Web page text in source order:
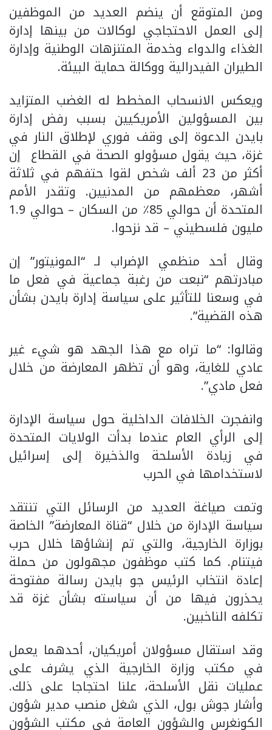
ومن المتوقع أن ينضم العديد من الموظفين
إلى العمل الاحتجاجي لوكالات من بينها إدارة
الغذاء والدواء وخدمة المتنزهات الوطنية وإدارة
الطيران الفيدرالية ووكالة حماية البيئة.
ويعكس الانسحاب المخطط له الغضب المتزايد
بين المسؤولين الأمريكيين بسبب رفض إدارة
بايدن الدعوة إلى وقف فوري لإطلاق النار في
غزة، حيث يقول مسؤولو الصحة في القطاع إن
أكثر من 23 ألف شخص لقوا حتفهم في ثلاثة
أشهر، معظمهم من المدنيين. وتقدر الأمم
المتحدة أن حوالي 85٪ من السكان – حوالي 1.9
مليون فلسطيني – قد نزحوا.
وقال أحد منظمي الإضراب لـ “المونيتور” إن
مبادرتهم “نبعت من رغبة جماعية في فعل ما
في وسعنا للتأثير على سياسة إدارة بايدن بشأن
هذه القضية”.
وقالوا: “ما تراه مع هذا الجهد هو شيء غير
عادي للغاية، وهو أن تظهر المعارضة من خلال
فعل مادي”.
وانفجرت الخلافات الداخلية حول سياسة الإدارة
إلى الرأي العام عندما بدأت الولايات المتحدة
في زيادة الأسلحة والذخيرة إلى إسرائيل
لاستخدامها في الحرب
وتمت صياغة العديد من الرسائل التي تنتقد
سياسة الإدارة من خلال “قناة المعارضة” الخاصة
بوزارة الخارجية، والتي تم إنشاؤها خلال حرب
فيتنام. كما كتب موظفون مجهولون من حملة
إعادة انتخاب الرئيس جو بايدن رسالة مفتوحة
يحذرون فيها من أن سياسته بشأن غزة قد
تكلفه الناخبين.
وقد استقال مسؤولان أمريكيان، أحدهما يعمل
في مكتب وزارة الخارجية الذي يشرف على
عمليات نقل الأسلحة، علنا احتجاجا على ذلك.
وأشار جوش بول، الذي شغل منصب مدير شؤون
الكونغرس والشؤون العامة في مكتب الشؤون